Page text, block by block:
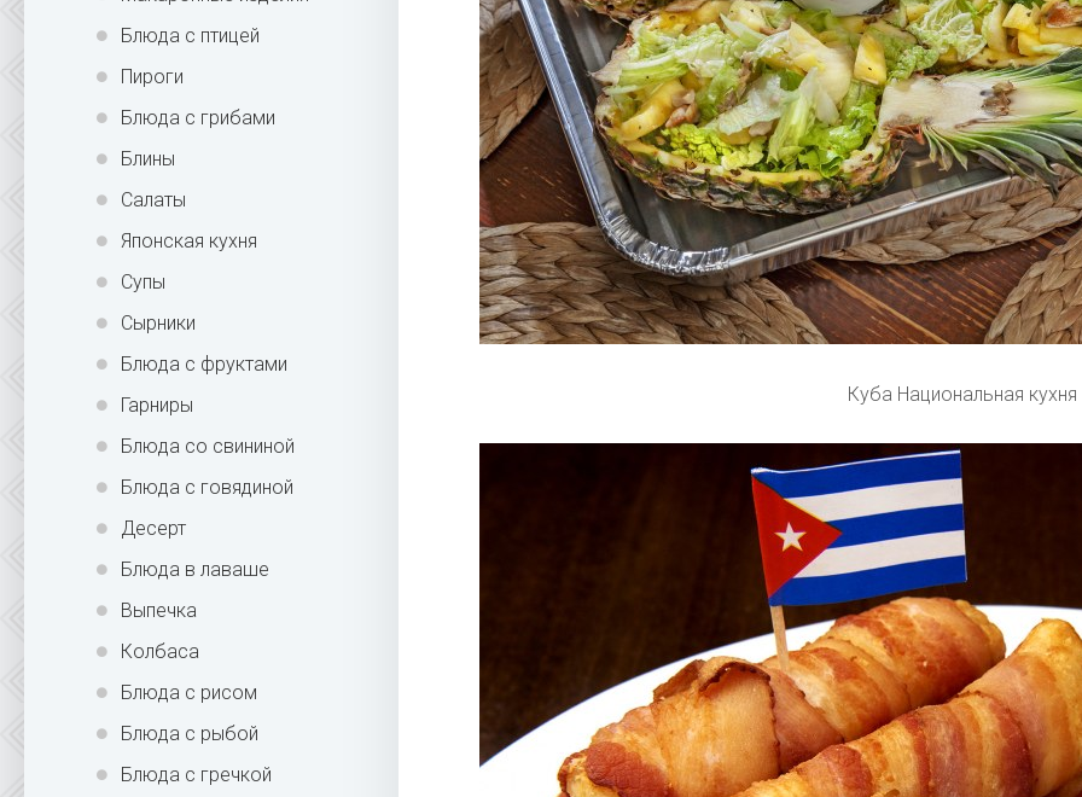
Блюда с птицей
Пироги
Блюда с грибами
Блины
Салаты
Японская кухня
Супы
Сырники
Блюда с фруктами
Гарниры
Блюда со свининой
Блюда с говядиной
Десерт
Блюда в лаваше
Выпечка
Колбаса
Блюда с рисом
Блюда с рыбой
Блюда с гречкой
Куба Национальная кухня